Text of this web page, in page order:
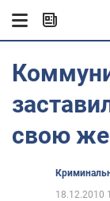
свою
18.12.2010